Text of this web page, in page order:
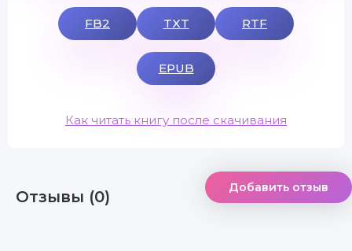
FB2 TXT RTF
EPUB
Как читать книгу после скачивания
Отзывы (0) Добавить отзыв